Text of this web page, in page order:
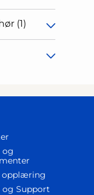
(1)
og
opplæring
og Support